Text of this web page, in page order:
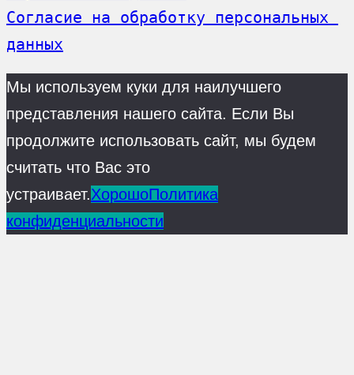
Согласие на обработку персональных
данных
Мы используем куки для наилучшего
представления нашего сайта. Если Вы
продолжите использовать сайт, мы будем
считать что Вас это
устраивает.ХорошоПолитика
конфиденциальности